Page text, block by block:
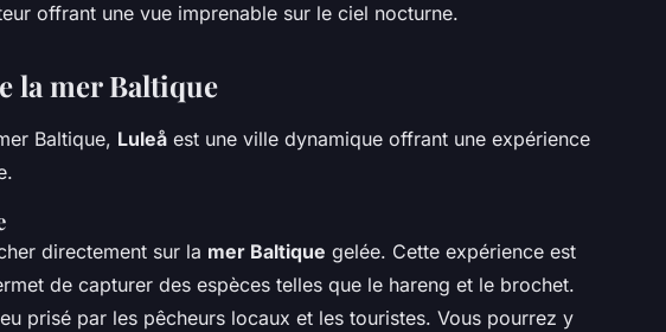
offrant une vue imprenable sur le ciel nocturne.
la mer Baltique
Baltique, Luleå est une ville dynamique offrant une expérience
directement sur la mer Baltique gelée. Cette expérience est
de capturer des espèces telles que le hareng et le brochet.
prisé par les pêcheurs locaux et les touristes. Vous pourrez y